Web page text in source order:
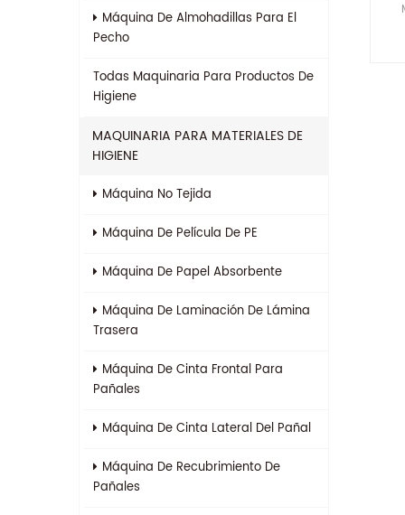
Máquina De Almohadillas Para El
Pecho
Todas Maquinaria Para Productos De
Higiene
MAQUINARIA PARA MATERIALES DE
HIGIENE
Máquina No Tejida
Máquina De Película De PE
Máquina De Papel Absorbente
Máquina De Laminación De Lámina
Trasera
Máquina De Cinta Frontal Para
Pañales
Máquina De Cinta Lateral Del Pañal
Máquina De Recubrimiento De
Pañales